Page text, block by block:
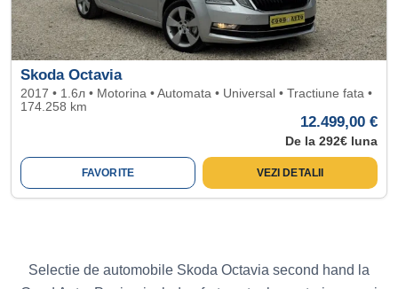
Skoda Octavia
2017 • 1.6л • Motorina • Automata • Universal • Tractiune fata •
174.258 km
12.499,00 €
De la 292€ luna
FAVORITE VEZI DETALII
Selectie de automobile Skoda Octavia second hand la